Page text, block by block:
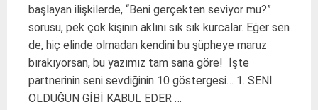
başlayan ilişkilerde, “Beni gerçekten seviyor mu?”
sorusu, pek çok kişinin aklını sık sık kurcalar. Eğer sen
de, hiç elinde olmadan kendini bu şüpheye maruz
bırakıyorsan, bu yazımız tam sana göre! İşte
partnerinin seni sevdiğinin 10 göstergesi… 1. SENİ
OLDUĞUN GİBİ KABUL EDER …